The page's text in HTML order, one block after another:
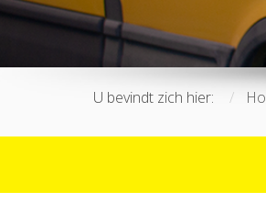
U bevindt zich hier: